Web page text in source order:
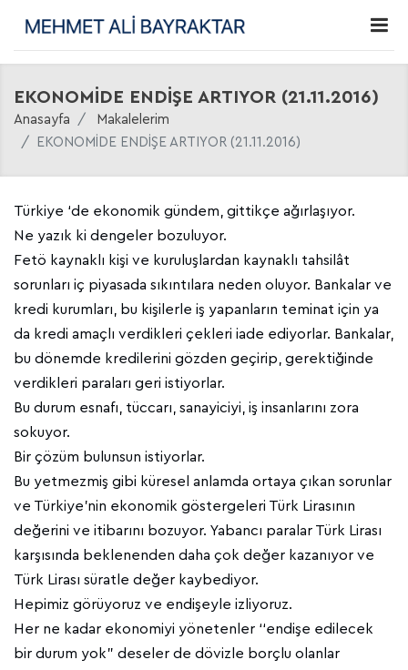
EKONOMİDE ENDİŞE ARTIYOR (21.11.2016)
Anasayfa
Makalelerim
EKONOMİDE ENDİŞE ARTIYOR (21.11.2016)
Türkiye ‘de ekonomik gündem, gittikçe ağırlaşıyor.
Ne yazık ki dengeler bozuluyor.
Fetö kaynaklı kişi ve kuruluşlardan kaynaklı tahsilât
sorunları iç piyasada sıkıntılara neden oluyor. Bankalar ve
kredi kurumları, bu kişilerle iş yapanların teminat için ya
da kredi amaçlı verdikleri çekleri iade ediyorlar. Bankalar,
bu dönemde kredilerini gözden geçirip, gerektiğinde
verdikleri paraları geri istiyorlar.
Bu durum esnafı, tüccarı, sanayiciyi, iş insanlarını zora
sokuyor.
Bir çözüm bulunsun istiyorlar.
Bu yetmezmiş gibi küresel anlamda ortaya çıkan sorunlar
ve Türkiye’nin ekonomik göstergeleri Türk Lirasının
değerini ve itibarını bozuyor. Yabancı paralar Türk Lirası
karşısında beklenenden daha çok değer kazanıyor ve
Türk Lirası süratle değer kaybediyor.
Hepimiz görüyoruz ve endişeyle izliyoruz.
Her ne kadar ekonomiyi yönetenler ‘‘endişe edilecek
bir durum yok” deseler de dövizle borçlu olanlar